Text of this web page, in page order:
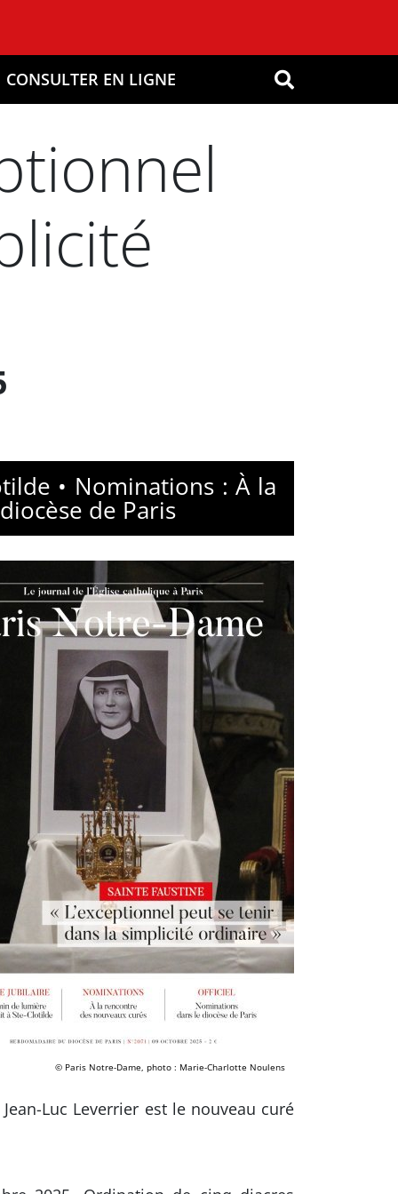
OK
CONSULTER EN LIGNE
• Nominations : À la
de Paris
© Paris Notre-Dame, photo : Marie-Charlotte Noulens
Luc Leverrier est le nouveau curé